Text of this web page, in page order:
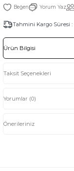
Yorum Yaz
Tahmini Kargo Süresi :
Ürün Bilgisi
Taksit Seçenekleri
Yorumlar (0)
Önerileriniz